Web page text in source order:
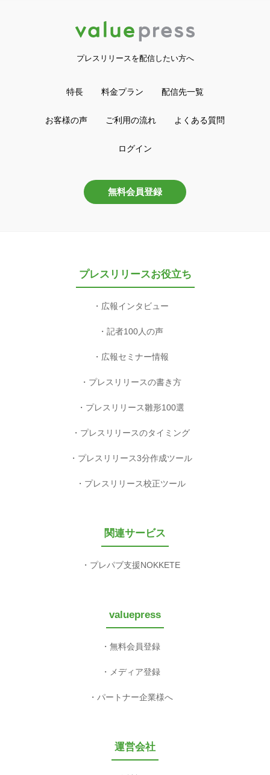
プレスリリースを配信したい方へ
特長 料金プラン 配信先一覧
お客様の声 ご利用の流れ よくある質問
ログイン
無料会員登録
プレスリリースお役立ち
広報インタビュー
記者100人の声
広報セミナー情報
プレスリリースの書き方
プレスリリース雛形100選
プレスリリースのタイミング
プレスリリース3分作成ツール
プレスリリース校正ツール
関連サービス
プレパブ支援NOKKETE
valuepress
無料会員登録
メディア登録
パートナー企業様へ
運営会社